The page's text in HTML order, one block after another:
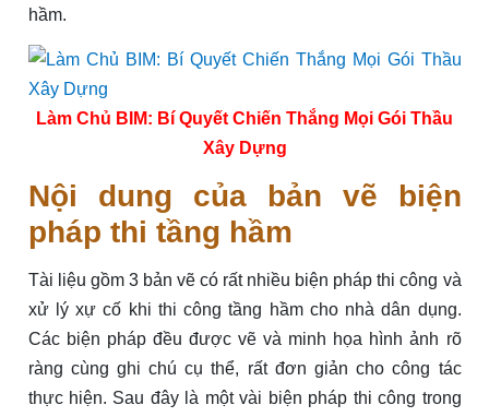
hầm.
Làm Chủ BIM: Bí Quyết Chiến Thắng Mọi Gói Thầu
Xây Dựng
Nội dung của bản vẽ biện
pháp thi tầng hầm
Tài liệu gồm 3 bản vẽ có rất nhiều biện pháp thi công và
xử lý xự cố khi thi công tầng hầm cho nhà dân dụng.
Các biện pháp đều được vẽ và minh họa hình ảnh rõ
ràng cùng ghi chú cụ thể, rất đơn giản cho công tác
thực hiện. Sau đây là một vài biện pháp thi công trong